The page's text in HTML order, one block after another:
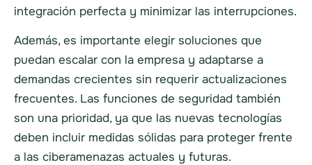
integración perfecta y minimizar las interrupciones.
Además, es importante elegir soluciones que
puedan escalar con la empresa y adaptarse a
demandas crecientes sin requerir actualizaciones
frecuentes. Las funciones de seguridad también
son una prioridad, ya que las nuevas tecnologías
deben incluir medidas sólidas para proteger frente
a las ciberamenazas actuales y futuras.